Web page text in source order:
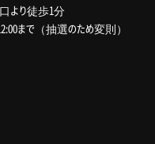
より徒歩1分
まで（抽選のため変則）